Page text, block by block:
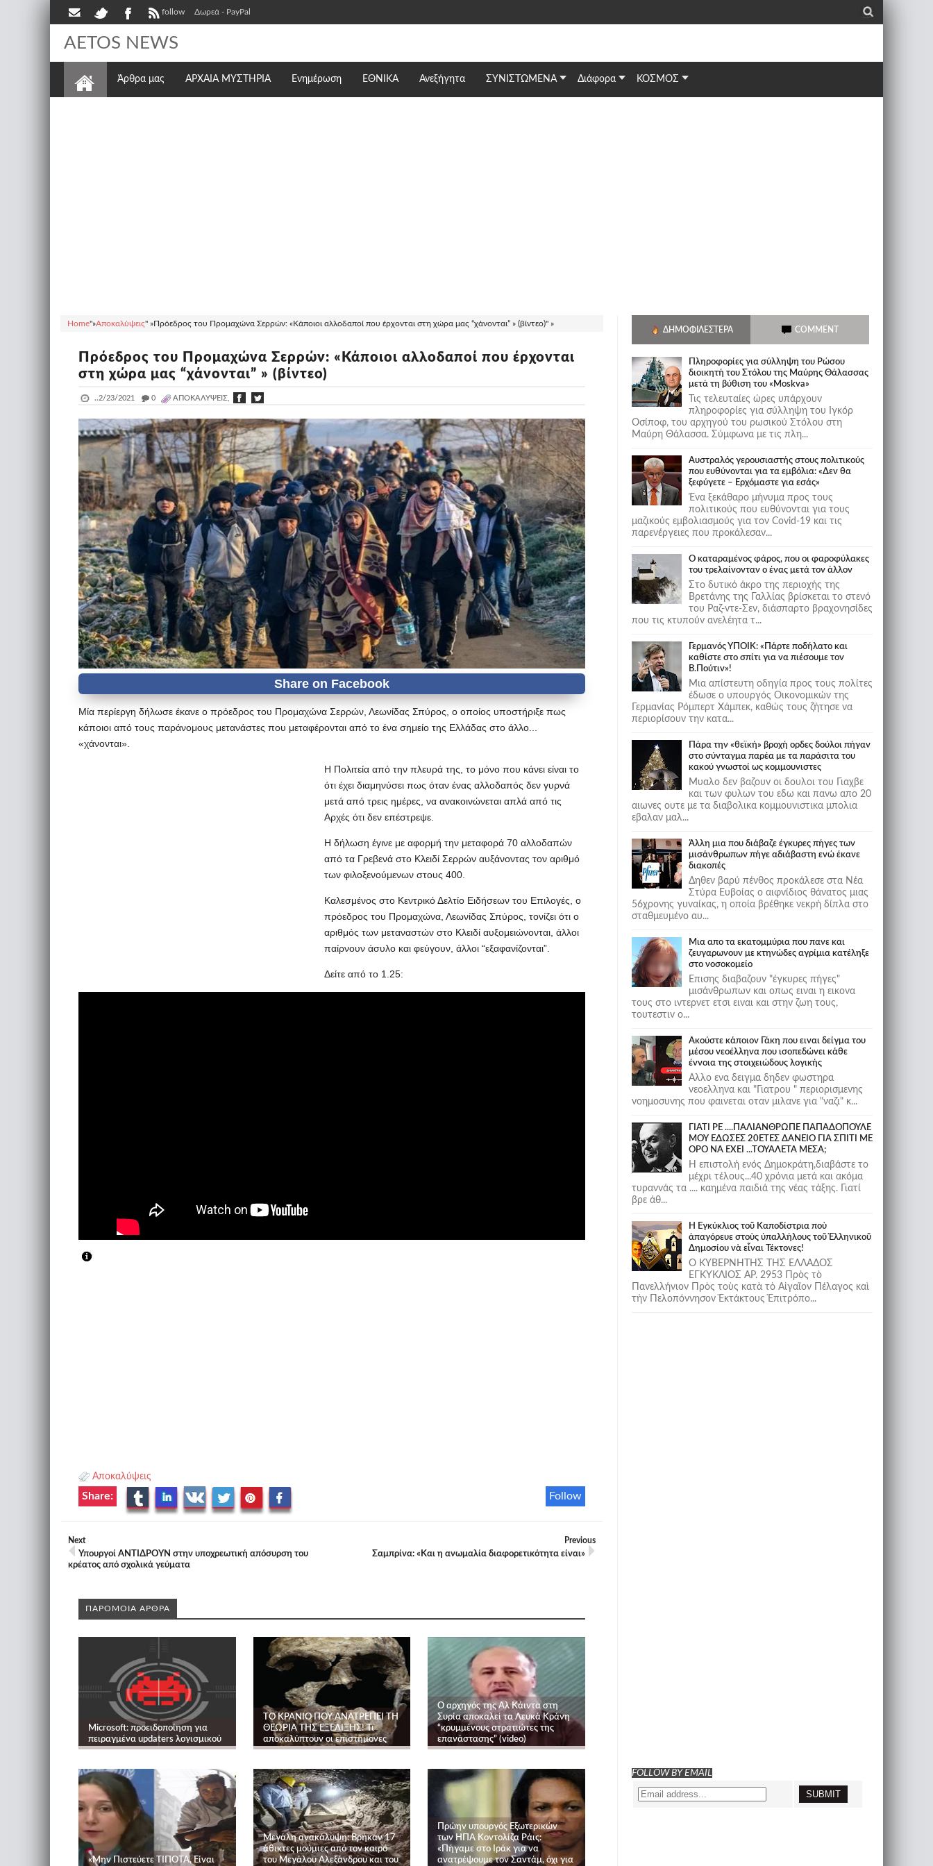
follow Δωρεά - PayPal _
AETOS NEWS
Άρθρα μας ΑΡΧΑΙΑ ΜΥΣΤΗΡΙΑ Ενημέρωση ΕΘΝΙΚΆ Ανεξήγητα ΣΥΝΙΣΤΩΜΕΝΑ Διάφορα ΚΟΣΜΟΣ
Home"»Αποκαλύψεις" »Πρόεδρος του Προμαχώνα Σερρών: «Κάποιοι αλλοδαποί που έρχονται στη χώρα μας “χάνονται” » (βίντεο)" »
Πρόεδρος του Προμαχώνα Σερρών: «Κάποιοι αλλοδαποί που έρχονται
στη χώρα μας “χάνονται” » (βίντεο)
..2/23/2021 _ 0 ΑΠΟΚΑΛΎΨΕΙΣ,
Μία περίεργη δήλωσε έκανε ο πρόεδρος του Προμαχώνα Σερρών, Λεωνίδας Σπύρος, ο οποίος υποστήριξε πως
κάποιοι από τους παράνομους μετανάστες που μεταφέρονται από το ένα σημείο της Ελλάδας στο άλλο...
«χάνονται».
Η Πολιτεία από την πλευρά της, το μόνο που κάνει είναι το
ότι έχει διαμηνύσει πως όταν ένας αλλοδαπός δεν γυρνά
μετά από τρεις ημέρες, να ανακοινώνεται απλά από τις
Αρχές ότι δεν επέστρεψε.
Η δήλωση έγινε με αφορμή την μεταφορά 70 αλλοδαπών
από τα Γρεβενά στο Κλειδί Σερρών αυξάνοντας τον αριθμό
των φιλοξενούμενων στους 400.
Καλεσμένος στο Κεντρικό Δελτίο Ειδήσεων του Επιλογές, ο
πρόεδρος του Προμαχώνα, Λεωνίδας Σπύρος, τονίζει ότι ο
αριθμός των μεταναστών στο Κλειδί αυξομειώνονται, άλλοι
παίρνουν άσυλο και φεύγουν, άλλοι “εξαφανίζονται”.
Δείτε από το 1.25:
Αποκαλύψεις
Follow
Share:
Next
Υπουργοί ΑΝΤΙΔΡΟΥΝ στην υποχρεωτική απόσυρση του
κρέατος από σχολικά γεύματα
Previous
Σαμπρίνα: «Και η ανωμαλία διαφορετικότητα είναι»
ΠΑΡΟΜΟΙΑ ΑΡΘΡΑ
Microsoft: προειδοποίηση για
πειραγμένα updaters λογισμικού
ΤΟ ΚΡΑΝΙΟ ΠΟΥ ΑΝΑΤΡΕΠΕΙ ΤΗ
ΘΕΩΡΙΑ ΤΗΣ ΕΞΕΛΙΞΗΣ! Τι
αποκαλύπτουν οι επιστήμονες
Ο αρχηγός της Αλ Κάιντα στη
Συρία αποκαλεί τα Λευκά Κράνη
“κρυμμένους στρατιώτες της
επανάστασης” (video)
«Μην Πιστεύετε ΤΙΠΟΤΑ, Είναι
Mεγάλη ανακάλυψη: Βρήκαν 17
άθικτες μούμιες από τον καιρό
του Μεγάλου Αλεξάνδρου και του
Πρώην υπουργός Εξωτερικών
των ΗΠΑ Κοντολίζα Ράις:
«Πήγαμε στο Ιράκ για να
ανατρέψουμε τον Σαντάμ, όχι για
ΔΗΜΟΦΙΛΈΣΤΕΡΑ COMMENT
Πληροφορίες για σύλληψη του Ρώσου
διοικητή του Στόλου της Mαύρης Θάλασσας
μετά τη βύθιση του «Moskva»
Τις τελευταίες ώρες υπάρχουν
πληροφορίες για σύλληψη του Ιγκόρ
Οσίποφ, του αρχηγού του ρωσικού Στόλου στη
Μαύρη Θάλασσα. Σύμφωνα με τις πλη...
Αυστραλός γερουσιαστής στους πολιτικούς
που ευθύνονται για τα εμβόλια: «Δεν θα
ξεφύγετε – Ερχόμαστε για εσάς»
Ένα ξεκάθαρο μήνυμα προς τους
πολιτικούς που ευθύνονται για τους
μαζικούς εμβολιασμούς για τον Covid-19 και τις
παρενέργειες που προκάλεσαν...
Ο καταραμένος φάρος, που οι φαροφύλακες
του τρελαίνονταν ο ένας μετά τον άλλον
Στο δυτικό άκρο της περιοχής της
Βρετάνης της Γαλλίας βρίσκεται το στενό
του Ραζ-ντε-Σεν, διάσπαρτο βραχονησίδες
που τις κτυπούν ανελέητα τ...
Γερμανός ΥΠΟΙΚ: «Πάρτε ποδήλατο και
καθίστε στο σπίτι για να πιέσουμε τον
Β.Πούτιν»!
Μια απίστευτη οδηγία προς τους πολίτες
έδωσε ο υπουργός Οικονομικών της
Γερμανίας Ρόμπερτ Χάμπεκ, καθώς τους ζήτησε να
περιορίσουν την κατα...
Πάρα την «θεϊκή» βροχή ορδες δούλοι πήγαν
στο σύνταγμα παρέα με τα παράσιτα του
κακού γνωστοί ως κομμουνιστες
Μυαλο δεν βαζουν οι δουλοι του Γιαχβε
και των φυλων του εδω και πανω απο 20
αιωνες ουτε με τα διαβολικα κομμουνιστικα μπολια
εβαλαν μαλ...
Άλλη μια που διάβαζε έγκυρες πήγες των
μισάνθρωπων πήγε αδιάβαστη ενώ έκανε
διακοπές
Δηθεν βαρύ πένθος προκάλεσε στα Νέα
Στύρα Ευβοίας ο αιφνίδιος θάνατος μιας
56χρονης γυναίκας, η οποία βρέθηκε νεκρή δίπλα στο
σταθμευμένο αυ...
Μια απο τα εκατομμύρια που πανε και
ζευγαρωνουν με κτηνώδες αγρίμια κατέληξε
στο νοσοκομείο
Επισης διαβαζουν "έγκυρες πήγες"
μισάνθρωπων και οπως ειναι η εικονα
τους στο ιντερνετ ετσι ειναι και στην ζωη τους,
τουτεστιν ο...
Ακούστε κάποιον Γάκη που ειναι δείγμα του
μέσου νεοέλληνα που ισοπεδώνει κάθε
έννοια της στοιχειώδους λογικής
Αλλο ενα δειγμα δηδεν φωστηρα
νεοελληνα και "Γιατρου " περιορισμενης
νοημοσυνης που φαινεται οταν μιλανε για "ναζι" κ...
ΓΙΑΤΙ ΡΕ ....ΠΑΛΙΑΝΘΡΩΠΕ ΠΑΠΑΔΟΠΟΥΛΕ
ΜΟΥ ΕΔΩΣΕΣ 20ΕΤΕΣ ΔΑΝΕΙΟ ΓΙΑ ΣΠΙΤΙ ΜΕ
ΟΡΟ ΝΑ ΕΧΕΙ ...ΤΟΥΑΛΕΤΑ ΜΕΣΑ;
Η επιστολή ενός Δημοκράτη,διαβάστε το
μέχρι τέλους...40 χρόνια μετά και ακόμα
τυραννάς τα .... καημένα παιδιά της νέας τάξης. Γιατί
βρε άθ...
Ἡ Ἐγκύκλιος τοῦ Καποδίστρια ποὺ
ἀπαγόρευε στοὺς ὑπαλλήλους τοῦ Ἑλληνικοῦ
Δημοσίου νὰ εἶναι Τέκτονες!
Ο ΚΥΒΕΡΝΗΤΗΣ ΤΗΣ ΕΛΛΑΔΟΣ
ΕΓΚΥΚΛΙΟΣ ΑΡ. 2953 Πρὸς τὸ
Πανελλήνιον Πρὸς τοὺς κατὰ τὸ Αἰγαῖον Πέλαγος καὶ
τὴν Πελοπόννησον Ἐκτάκτους Ἐπιτρόπο...
FOLLOW BY EMAIL